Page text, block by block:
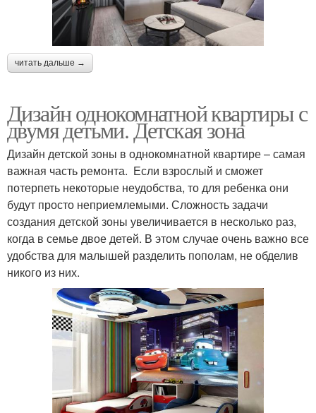
читать дальше →
Дизайн однокомнатной квартиры с
двумя детьми. Детская зона
Дизайн детской зоны в однокомнатной квартире – самая
важная часть ремонта. Если взрослый и сможет
потерпеть некоторые неудобства, то для ребенка они
будут просто неприемлемыми. Сложность задачи
создания детской зоны увеличивается в несколько раз,
когда в семье двое детей. В этом случае очень важно все
удобства для малышей разделить пополам, не обделив
никого из них.